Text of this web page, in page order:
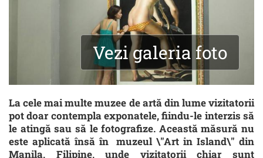
Vezi galeria foto
La cele mai multe muzee de artă din lume vizitatorii
pot doar contempla exponatele, fiindu-le interzis să
le atingă sau să le fotografize. Această măsură nu
este aplicată însă în muzeul \"Art in Island\" din
Manila, Filipine, unde vizitatorii chiar sunt